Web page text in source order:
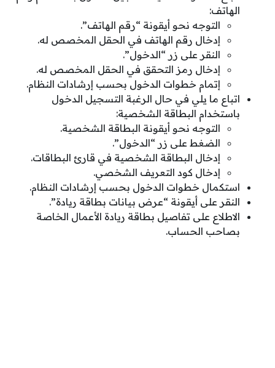
الهاتف:
التوجه نحو أيقونة “رقم الهاتف”.
إدخال رقم الهاتف في الحقل المخصص له.
النقر على زر “الدخول”.
إدخال رمز التحقق في الحقل المخصص له.
إتمام خطوات الدخول بحسب إرشادات النظام.
اتباع ما يلي في حال الرغبة التسجيل الدخول
باستخدام البطاقة الشخصية:
التوجه نحو أيقونة البطاقة الشخصية.
الضغط على زر “الدخول”.
إدخال البطاقة الشخصية في قارئ البطاقات.
إدخال كود التعريف الشخصي.
استكمال خطوات الدخول بحسب إرشادات النظام.
النقر على أيقونة “عرض بيانات بطاقة ريادة”.
الاطلاع على تفاصيل بطاقة ريادة الأعمال الخاصة
بصاحب الحساب.